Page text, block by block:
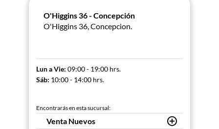
O'Higgins 36 - Concepción
O'Higgins 36, Concepcion.
Lun a Vie: 09:00 - 19:00 hrs.
Sáb: 10:00 - 14:00 hrs.
Encontrarás en esta sucursal:
Venta Nuevos